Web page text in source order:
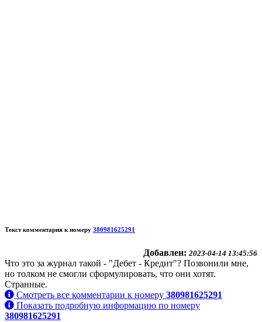
Текст комментария к номеру 380981625291
Добавлен: 2023-04-14 13:45:56
Что это за журнал такой - "Дебет - Кредит"? Позвонили мне,
но толком не смогли сформулировать, что они хотят.
Странные.
Смотреть все комментарии к номеру 380981625291
Показать подробную информацию по номеру
380981625291